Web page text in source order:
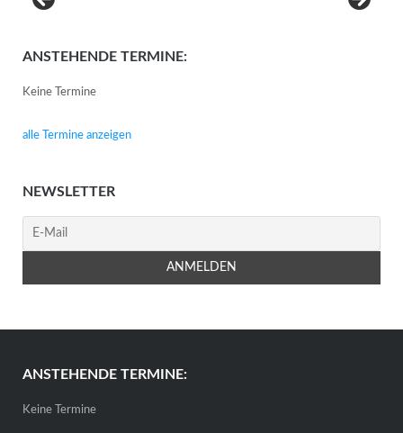
ANSTEHENDE TERMINE:
Keine Termine
alle Termine anzeigen
NEWSLETTER
ANSTEHENDE TERMINE:
Keine Termine